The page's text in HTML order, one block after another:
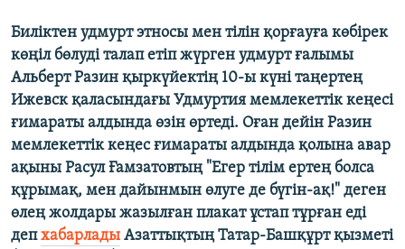
Биліктен удмурт этносы мен тілін қорғауға көбірек
көңіл бөлуді талап етіп жүрген удмурт ғалымы
Альберт Разин қыркүйектің 10-ы күні таңертең
Ижевск қаласындағы Удмуртия мемлекеттік кеңесі
ғимараты алдында өзін өртеді. Оған дейін Разин
мемлекеттік кеңес ғимараты алдында қолына авар
ақыны Расул Ғамзатовтың "Егер тілім ертең болса
құрымақ, мен дайынмын өлуге де бүгін-ақ!" деген
өлең жолдары жазылған плакат ұстап тұрған еді
депхабарлады Азаттықтың Татар-Башқұрт қызметі